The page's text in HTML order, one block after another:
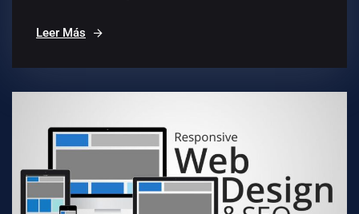
Leer Más